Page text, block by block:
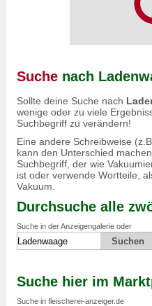
Suche nach
Sollte deine Suche nach
wenige oder zu viele
Suchbegriff zu verändern!
Eine andere Schreibweise
kann den Unterschied
Suchbegriff, der wie
ist oder verwende Wortteile,
Vakuum.
Durchsuche alle
Suche in der Anzeigengalerie oder
Suche hier im
Suche in fleischerei-anzeiger.de